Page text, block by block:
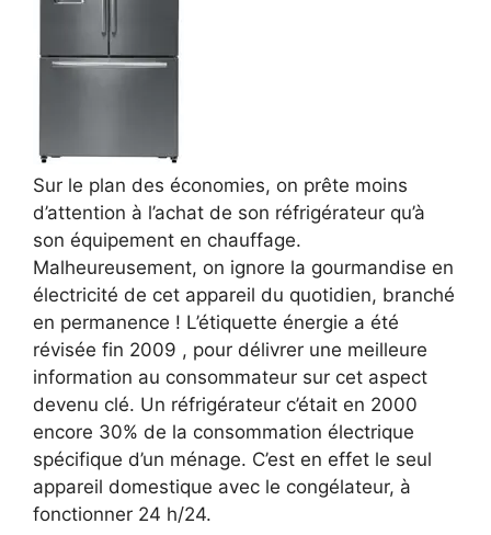
Sur le plan des économies, on prête moins
d’attention à l’achat de son réfrigérateur qu’à
son équipement en chauffage.
Malheureusement, on ignore la gourmandise en
électricité de cet appareil du quotidien, branché
en permanence ! L’étiquette énergie a été
révisée fin 2009 , pour délivrer une meilleure
information au consommateur sur cet aspect
devenu clé. Un réfrigérateur c’était en 2000
encore 30% de la consommation électrique
spécifique d’un ménage. C’est en effet le seul
appareil domestique avec le congélateur, à
fonctionner 24 h/24.